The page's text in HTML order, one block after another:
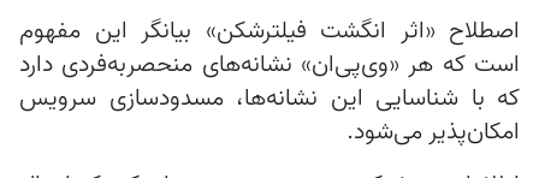
اصطلاح «اثر انگشت فیلترشکن» بیانگر این مفهوم
است که هر «وی‌پی‌ان» نشانه‌‌های منحصر‌به‌فردی دارد
که با شناسایی این نشانه‌ها، مسدودسازی سرویس
امکان‌پذیر می‌شود.